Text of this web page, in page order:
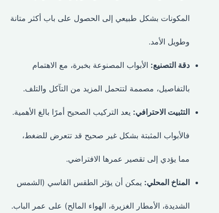
المكونات بشكل طبيعي إلى الحصول على باب أكثر متانة
وطويل الأمد.
دقة التصنيع:الأبواب المصنوعة بخبرة، مع الاهتمام
بالتفاصيل، مصممة لتتحمل المزيد من التآكل والتلف.
التثبيت الاحترافي: يعد التركيب الصحيح أمرًا بالغ الأهمية.
فالأبواب المثبتة بشكل غير صحيح قد تتعرض للضغط،
مما يؤدي إلى تقصير عمرها الافتراضي.
المناخ المحلي: يمكن أن يؤثر الطقس القاسي (الشمس
الشديدة، الأمطار الغزيرة، الهواء المالح) على عمر الباب.